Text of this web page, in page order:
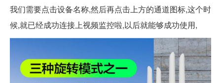
我们需要点击设备名称,然后再点击上方的通道图标,这个时
候,就已经成功连接上视频监控啦,以后就能够成功使用,